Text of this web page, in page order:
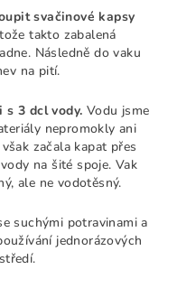
svačinové kapsy
takto zabalená
Následně do vaku
na pití.
s 3 dcl vody. Vodu jsme
nepromokly ani
začala kapat přes
na šité spoje. Vak
ale ne vodotěsný.
suchými potravinami a
jednorázových